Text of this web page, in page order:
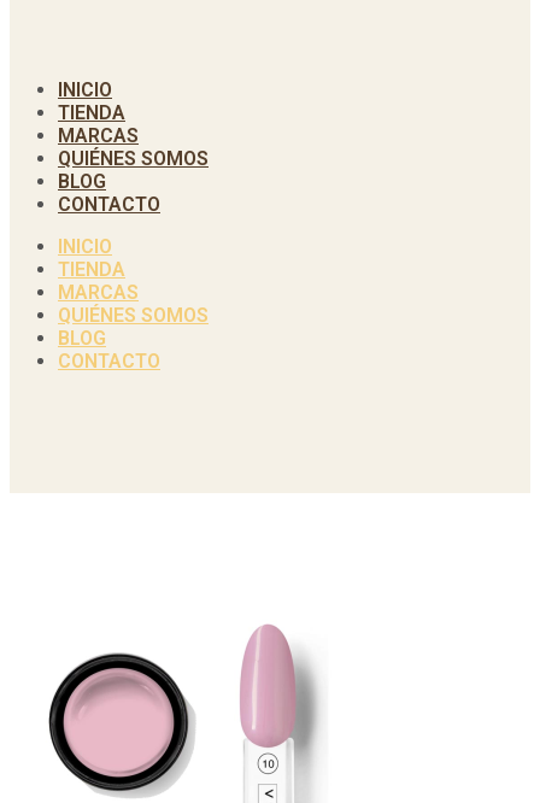
INICIO
TIENDA
MARCAS
QUIÉNES SOMOS
BLOG
CONTACTO
INICIO
TIENDA
MARCAS
QUIÉNES SOMOS
BLOG
CONTACTO